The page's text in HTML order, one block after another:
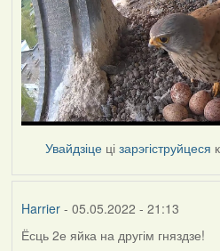
Увайдзіце цізарэгіструйцеся
Harrier- 05.05.2022 - 21:13
Ёсць 2е яйка на другім гняздзе!